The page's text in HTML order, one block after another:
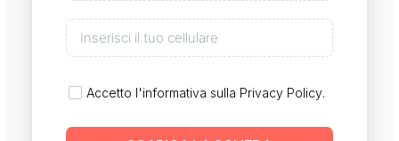
Accetto l'informativa sulla Privacy Policy.